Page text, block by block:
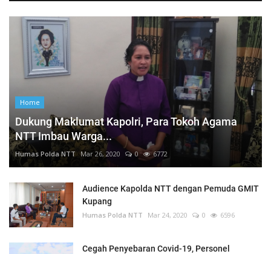
Home
Dukung Maklumat Kapolri, Para Tokoh Agama
NTT Imbau Warga...
Humas Polda NTT Mar 26, 2020 0 6772
Audience Kapolda NTT dengan Pemuda GMIT
Kupang
Humas Polda NTT Mar 24, 2020 0 6596
Cegah Penyebaran Covid-19, Personel